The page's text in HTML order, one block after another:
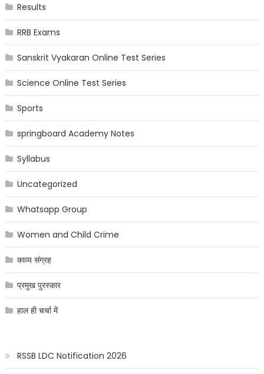
Results
RRB Exams
Sanskrit Vyakaran Online Test Series
Science Online Test Series
Sports
springboard Academy Notes
Syllabus
Uncategorized
Whatsapp Group
Women and Child Crime
काव्य संग्रह
प्रमुख पुरस्कार
हाल ही चर्चा में
RSSB LDC Notification 2026